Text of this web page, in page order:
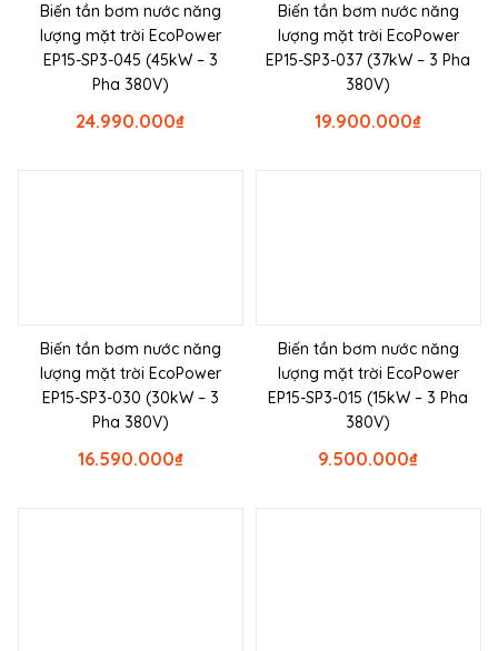
Biến tần bơm nước năng
lượng mặt trời EcoPower
EP15-SP3-045 (45kW – 3
Pha 380V)
₫
24.990.000
Biến tần bơm nước năng
lượng mặt trời EcoPower
EP15-SP3-037 (37kW – 3 Pha
380V)
₫
19.900.000
Biến tần bơm nước năng
lượng mặt trời EcoPower
EP15-SP3-030 (30kW – 3
Pha 380V)
₫
16.590.000
Biến tần bơm nước năng
lượng mặt trời EcoPower
EP15-SP3-015 (15kW – 3 Pha
380V)
₫
9.500.000